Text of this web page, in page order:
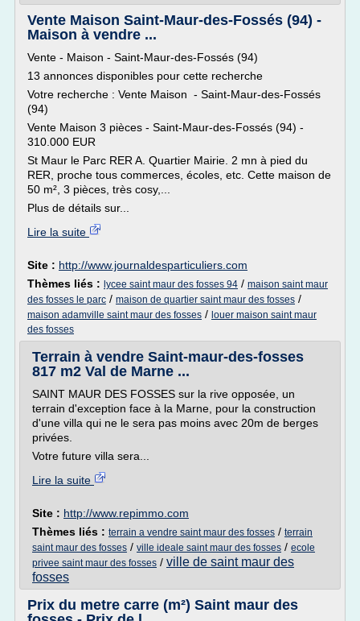
Vente Maison Saint-Maur-des-Fossés (94) -
Maison à vendre ...
Vente - Maison - Saint-Maur-des-Fossés (94)
13 annonces disponibles pour cette recherche
Votre recherche : Vente Maison - Saint-Maur-des-Fossés
(94)
Vente Maison 3 pièces - Saint-Maur-des-Fossés (94) -
310.000 EUR
St Maur le Parc RER A. Quartier Mairie. 2 mn à pied du
RER, proche tous commerces, écoles, etc. Cette maison de
50 m², 3 pièces, très cosy,...
Plus de détails sur...
Lire la suite
Site : http://www.journaldesparticuliers.com
Thèmes liés : lycee saint maur des fosses 94 / maison saint maur
des fosses le parc / maison de quartier saint maur des fosses /
maison adamville saint maur des fosses / louer maison saint maur
des fosses
Terrain à vendre Saint-maur-des-fosses
817 m2 Val de Marne ...
SAINT MAUR DES FOSSES sur la rive opposée, un
terrain d'exception face à la Marne, pour la construction
d'une villa qui ne le sera pas moins avec 20m de berges
privées.
Votre future villa sera...
Lire la suite
Site : http://www.repimmo.com
Thèmes liés : terrain a vendre saint maur des fosses / terrain
saint maur des fosses / ville ideale saint maur des fosses / ecole
privee saint maur des fosses / ville de saint maur des
fosses
Prix du metre carre (m²) Saint maur des